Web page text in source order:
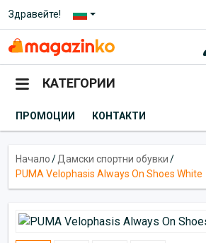
Здравейте!
КАТЕГОРИИ
ПРОМОЦИИ КОНТАКТИ
Начало/Дамски спортни обувки/
PUMA Velophasis Always On Shoes White